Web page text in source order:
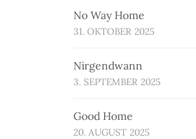
No Way Home
31. OKTOBER 2025
Nirgendwann
3. SEPTEMBER 2025
Good Home
20. AUGUST 2025